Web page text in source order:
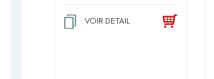
VOIR DETAIL